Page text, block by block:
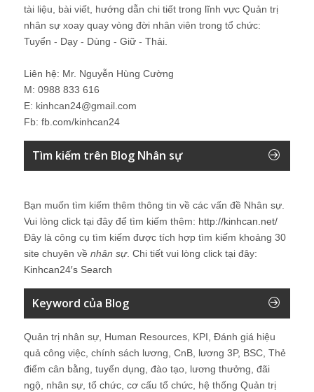
tài liệu, bài viết, hướng dẫn chi tiết trong lĩnh vực Quản trị
nhân sự xoay quay vòng đời nhân viên trong tổ chức:
Tuyển - Dạy - Dùng - Giữ - Thải.
Liên hệ: Mr. Nguyễn Hùng Cường
M: 0988 833 616
E: kinhcan24@gmail.com
Fb: fb.com/kinhcan24
Tìm kiếm trên Blog Nhân sự
Bạn muốn tìm kiếm thêm thông tin về các vấn đề Nhân sự.
Vui lòng click tại đây để tìm kiếm thêm: http://kinhcan.net/
Đây là công cụ tìm kiếm được tích hợp tìm kiếm khoảng 30
site chuyên về nhân sự. Chi tiết vui lòng click tại đây:
Kinhcan24′s Search
Keyword của Blog
Quản trị nhân sự, Human Resources, KPI, Đánh giá hiệu
quả công việc, chính sách lương, CnB, lương 3P, BSC, Thẻ
điểm cân bằng, tuyển dụng, đào tạo, lương thưởng, đãi
ngộ, nhân sự, tổ chức, cơ cấu tổ chức, hệ thống Quản trị